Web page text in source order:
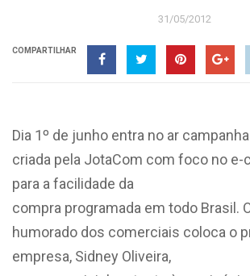
31/05/2012
COMPARTILHAR
Dia 1º de junho entra no ar
criada pela JotaCom com foco no e-
para a facilidade da
compra programada em todo Brasil.
humorado dos comerciais coloca o
empresa, Sidney Oliveira,